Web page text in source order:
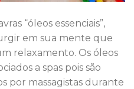
“óleos essenciais”,
em sua mente que
relaxamento. Os óleos
a spas pois são
por massagistas durante